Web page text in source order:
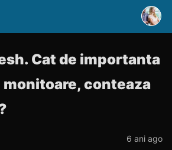
Cat de importanta
conteaza
6 ani ago